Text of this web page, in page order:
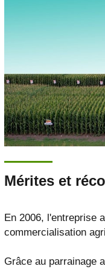
Mérites et
En 2006, l'entreprise
commercialisation
Grâce au parrainage